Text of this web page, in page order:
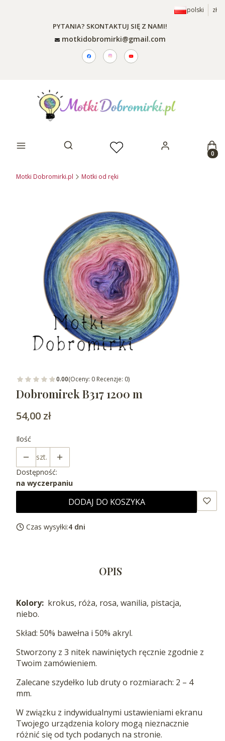
polski zł
PYTANIA? SKONTAKTUJ SIĘ Z NAMI!
motkidobromirki@gmail.com
Otwórz wyszukiwarkę
Motki Dobromirki.pl Motki od ręki
0.00(Oceny: 0 Recenzje: 0)
Dobromirek B317 1200 m
Cena
54,00 zł
Ilość
szt.
Dostępność:
na wyczerpaniu
DODAJ DO KOSZYKA
Czas wysyłki:4 dni
OPIS
Kolory: krokus, róża, rosa, wanilia, pistacja,
niebo.
Skład: 50% bawełna i 50% akryl.
Stworzony z 3 nitek nawiniętych ręcznie zgodnie z
Twoim zamówieniem.
Zalecane szydełko lub druty o rozmiarach: 2 – 4
mm.
W związku z indywidualnymi ustawieniami ekranu
Twojego urządzenia kolory mogą nieznacznie
różnić się od tych podanych na stronie.